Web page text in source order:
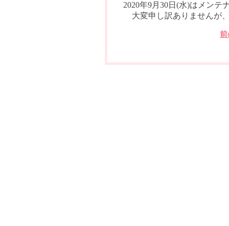
2020年9月30日(水)はメンテ
大変申し訳ありませんが
前